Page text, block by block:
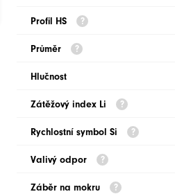
Profil HS
Průměr
Hlučnost
Zátěžový index Li
Rychlostní symbol Si
Valivý odpor
Záběr na mokru